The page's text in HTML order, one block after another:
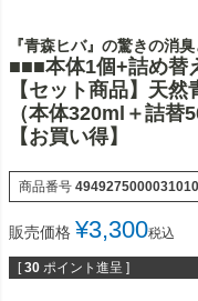
『青森ヒバ』の驚きの消
■■■本体1個+詰め替
【セット商品】天
（本体320ml＋詰替
【お買い得】
商品番号
販売価格 ¥3,300税込
[ 30 ポイント進呈 ]